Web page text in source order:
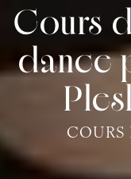
Cours
dance
COURS